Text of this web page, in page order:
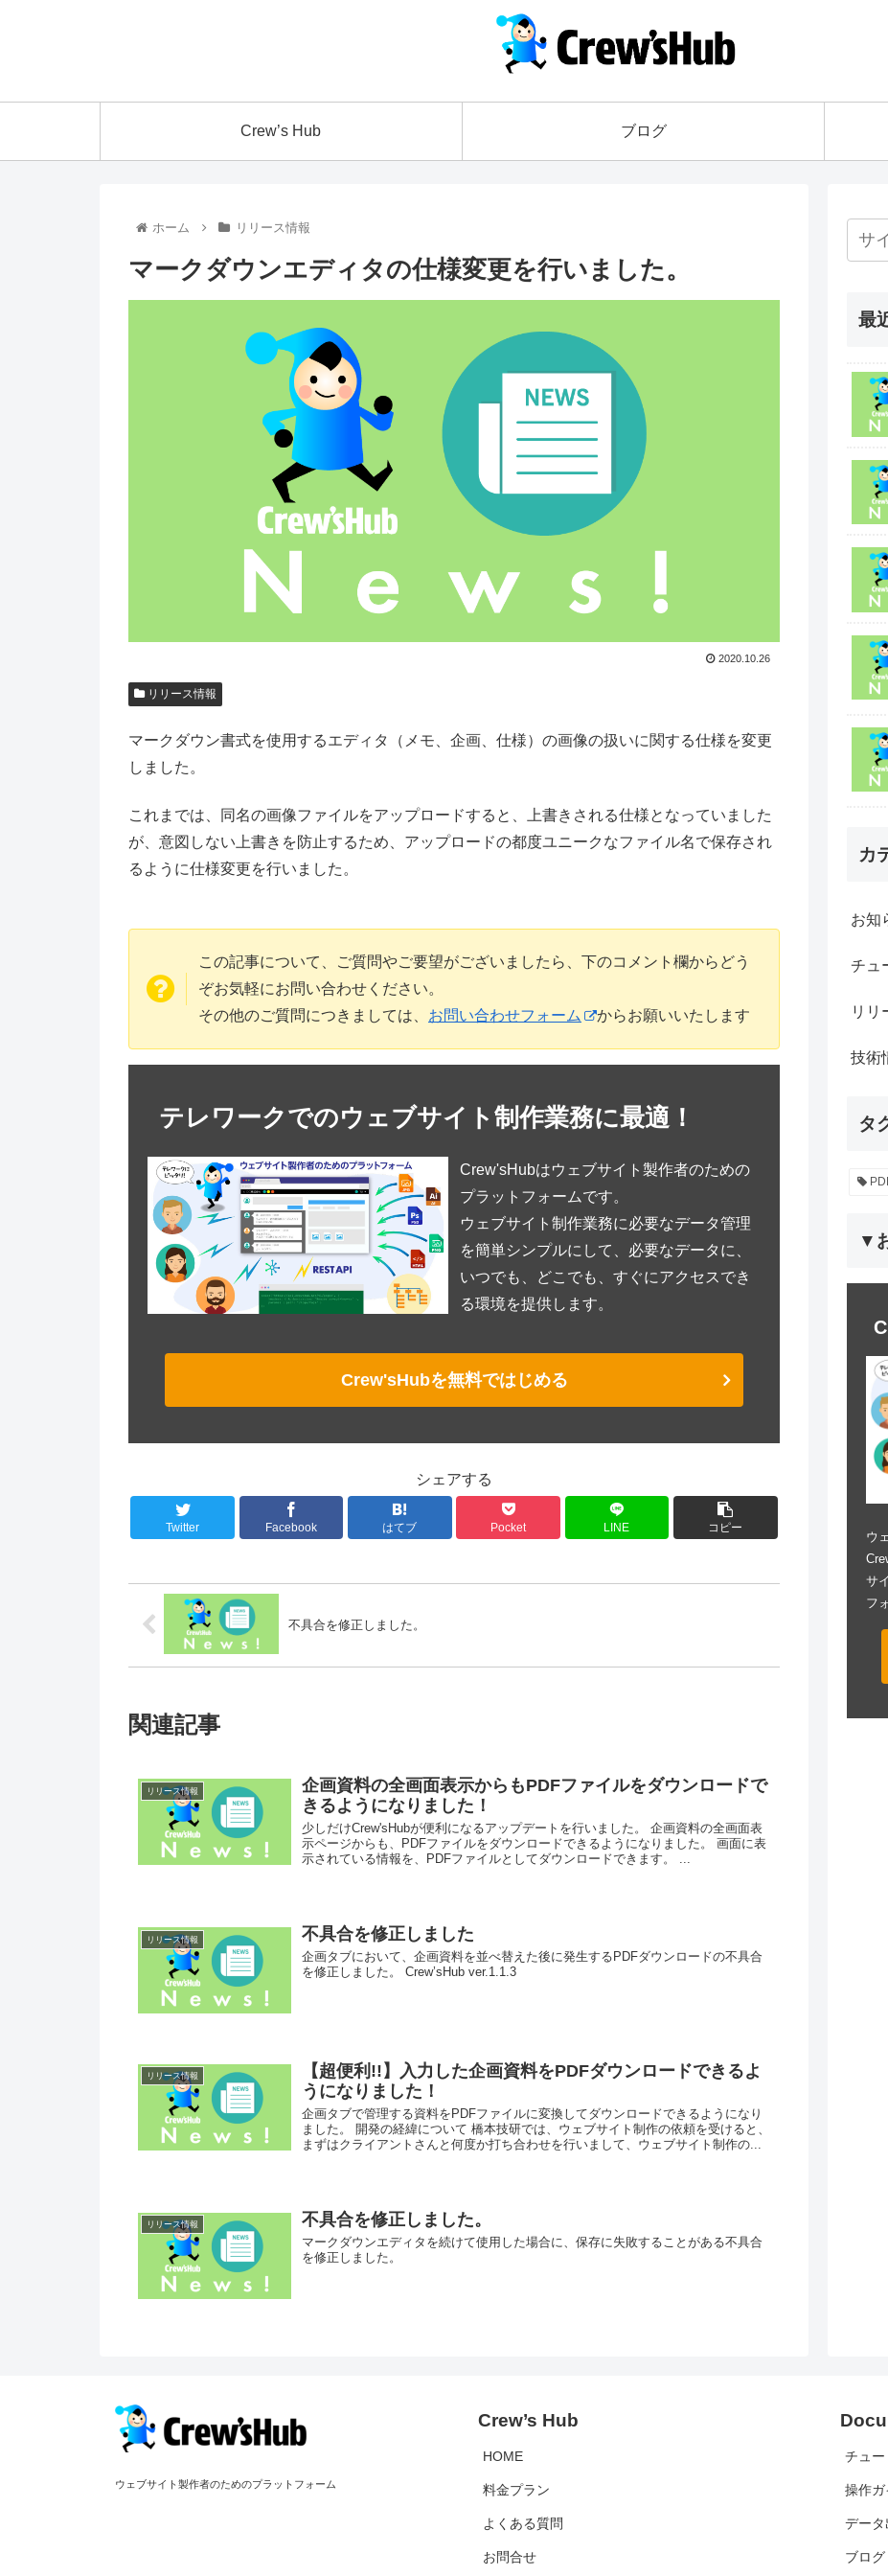
Crew’s Hub ブログ
ホーム リリース情報
マークダウンエディタの仕様変更を行いました。
2020.10.26
リリース情報
マークダウン書式を使用するエディタ（メモ、企画、仕様）の画像の扱いに関する仕様を変更
しました。
これまでは、同名の画像ファイルをアップロードすると、上書きされる仕様となっていました
が、意図しない上書きを防止するため、アップロードの都度ユニークなファイル名で保存され
るように仕様変更を行いました。
この記事について、ご質問やご要望がございましたら、下のコメント欄からどう
ぞお気軽にお問い合わせください。
その他のご質問につきましては、 お問い合わせフォーム からお願いいたします
テレワークでのウェブサイト制作業務に最適！
Crew'sHubはウェブサイト製作者のための
プラットフォームです。
ウェブサイト制作業務に必要なデータ管理
を簡単シンプルにして、必要なデータに、
いつでも、どこでも、すぐにアクセスでき
る環境を提供します。
Crew'sHubを無料ではじめる
シェアする
Twitter Facebook はてブ Pocket LINE コピー
不具合を修正しました。
関連記事
リリース情報
企画資料の全画面表示からもPDFファイルをダウンロードで
きるようになりました！
少しだけCrew'sHubが便利になるアップデートを行いました。 企画資料の全画面表
示ページからも、PDFファイルをダウンロードできるようになりました。 画面に表
示されている情報を、PDFファイルとしてダウンロードできます。 ...
リリース情報 不具合を修正しました
企画タブにおいて、企画資料を並べ替えた後に発生するPDFダウンロードの不具合
を修正しました。 Crew’sHub ver.1.1.3
リリース情報
【超便利!!】入力した企画資料をPDFダウンロードできるよ
うになりました！
企画タブで管理する資料をPDFファイルに変換してダウンロードできるようになり
ました。 開発の経緯について 橋本技研では、ウェブサイト制作の依頼を受けると、
まずはクライアントさんと何度か打ち合わせを行いまして、ウェブサイト制作の...
リリース情報 不具合を修正しました。
マークダウンエディタを続けて使用した場合に、保存に失敗することがある不具合
を修正しました。
最
カ
お知
チュ
リリ
技術
タ
▼
ウ
サ
フ
ウェブサイト製作者のためのプラットフォーム
Crew’s Hub
HOME
料金プラン
よくある質問
お問合せ
チュ
操作ガ
デー
ブログ